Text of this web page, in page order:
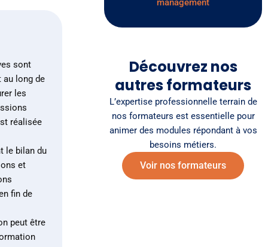
sont
au long de
les
réalisée
le bilan du
et
fin de
peut être
management
Découvrez nos
autres formateurs
L’expertise professionnelle terrain de
nos formateurs est essentielle pour
animer des modules répondant à vos
besoins métiers.
Voir nos formateurs